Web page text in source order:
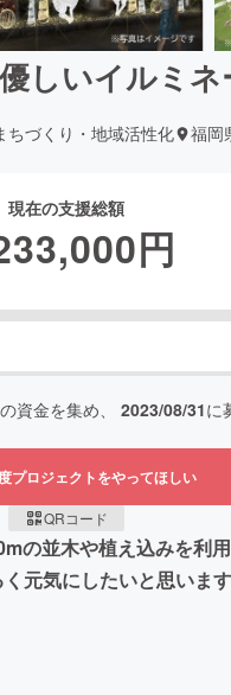
しいイルミ
ちづくり・地域活性化 福岡
現在の支援総額
円
資金を集め、 2023/08/31に
プロジェクトをやってほしい
QRコード
の並木や植え込みを利
元気にしたいと思いま